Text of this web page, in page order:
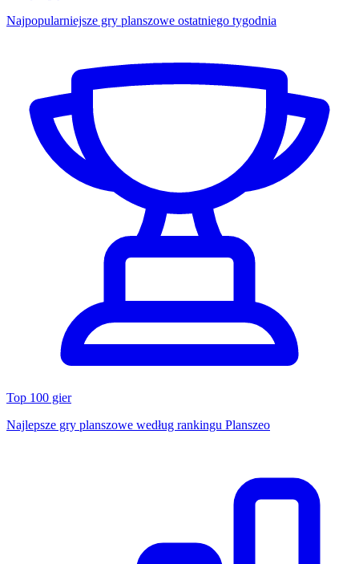
Najpopularniejsze gry planszowe ostatniego tygodnia
Top 100 gier
Najlepsze gry planszowe według rankingu Planszeo